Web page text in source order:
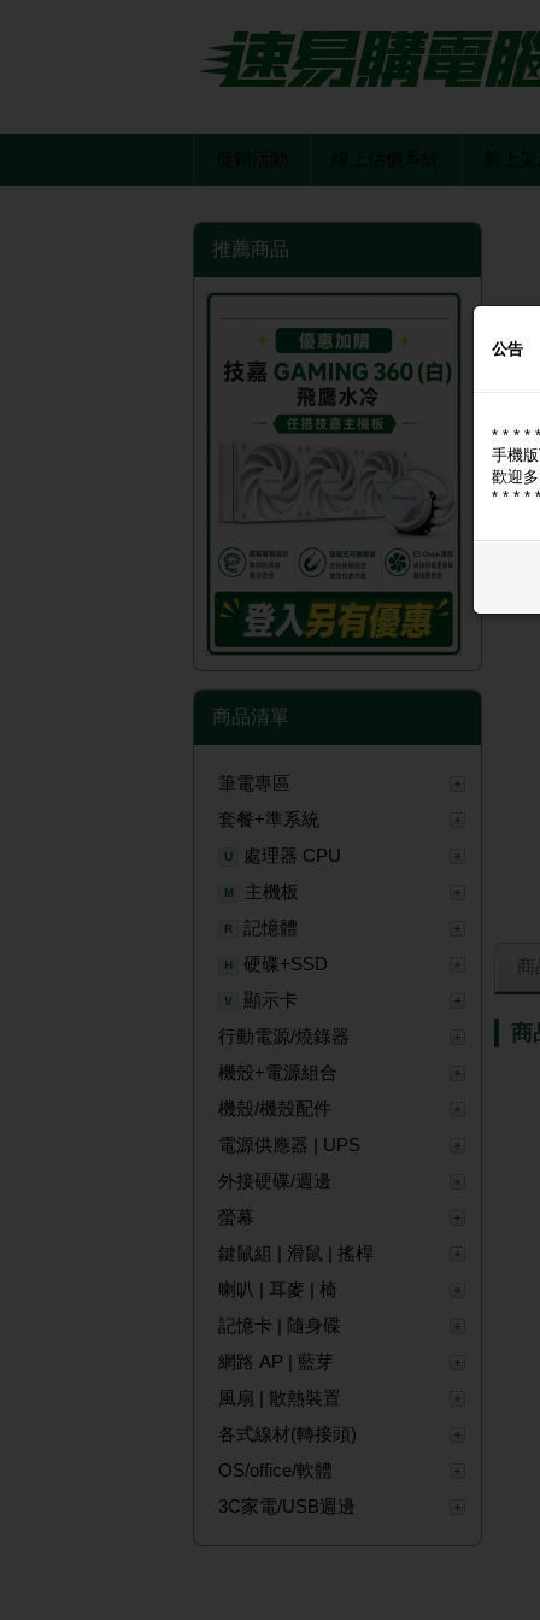
推薦商品
商品清單
筆電專區
套餐+準系統
U 處理器 CPU
M 主機板
R 記憶體
H 硬碟+SSD
V
顯示卡
行動電源/燒錄器
機殼+電源組合
機殼/機殼配件
電源供應器 | UPS
外接硬碟/週邊
螢幕
鍵鼠組 | 滑鼠 | 搖桿
喇叭 | 耳麥 | 椅
記憶卡 | 隨身碟
網路 AP | 藍芽
風扇 | 散熱裝置
各式線材(轉接頭)
OS/office/軟體
3C家電/USB週邊
商
公告
* * * *
手機
歡迎
* * * *